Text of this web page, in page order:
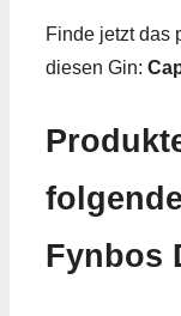
Finde jetzt das
diesen Gin:
Fynbos